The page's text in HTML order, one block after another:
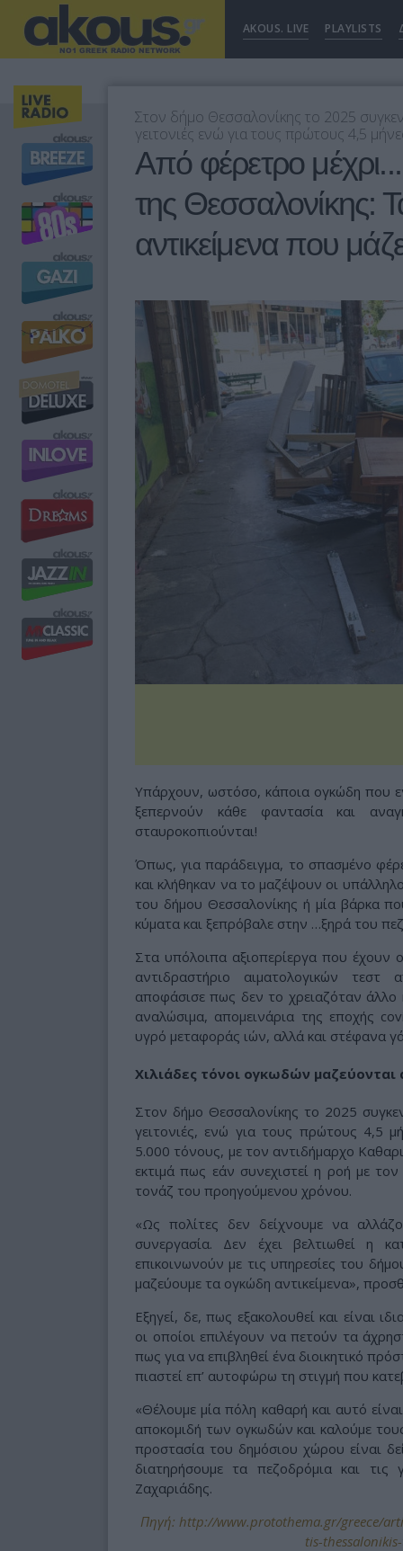
AKOUS. LIVE PLAYLISTS
Στον δήμο Θεσσαλονίκης το 2025
γειτονιές ενώ για τους πρώτους 4,5
Από φέρετρο
της Θεσσαλονίκης:
αντικείμενα που
Υπάρχουν, ωστόσο, κάποια ογκώδη που
ξεπερνούν κάθε φαντασία και
σταυροκοπιούνται!
Όπως, για παράδειγμα, το σπασμένο
και κλήθηκαν να το μαζέψουν οι
του δήμου Θεσσαλονίκης ή μία βάρκα
κύματα και ξεπρόβαλε στην …ξηρά του
Στα υπόλοιπα αξιοπερίεργα που έχουν
αντιδραστήριο αιματολογικών τεστ
αποφάσισε πως δεν το χρειαζόταν άλλο
αναλώσιμα, απομεινάρια της εποχής
υγρό μεταφοράς ιών, αλλά και στέφανα
Χιλιάδες τόνοι ογκωδών
Στον δήμο Θεσσαλονίκης το 2025
γειτονιές, ενώ για τους πρώτους 4,5
5.000 τόνους, με τον αντιδήμαρχο
εκτιμά πως εάν συνεχιστεί η ροή με
τονάζ του προηγούμενου χρόνου.
«Ως πολίτες δεν δείχνουμε να
συνεργασία. Δεν έχει βελτιωθεί η
επικοινωνούν με τις υπηρεσίες του
μαζεύουμε τα ογκώδη αντικείμενα»,
Εξηγεί, δε, πως εξακολουθεί και είναι
οι οποίοι επιλέγουν να πετούν τα
πως για να επιβληθεί ένα διοικητικό
πιαστεί επ’ αυτοφώρω τη στιγμή που
«Θέλουμε μία πόλη καθαρή και αυτό
αποκομιδή των ογκωδών και καλούμε
προστασία του δημόσιου χώρου είναι
διατηρήσουμε τα πεζοδρόμια και
Ζαχαριάδης.
Πηγή: http://www.protothema.gr/greece/
tis-